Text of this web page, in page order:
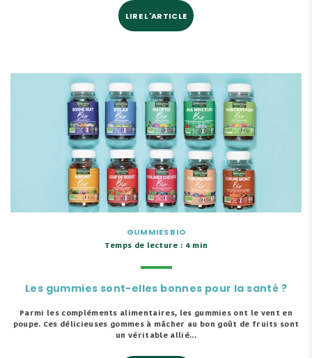
LIRE L'ARTICLE
GUMMIES BIO
Temps de lecture : 4 min
Les gummies sont-elles bonnes pour la santé ?
Parmi les compléments alimentaires, les gummies ont le vent en
poupe. Ces délicieuses gommes à mâcher au bon goût de fruits sont
un véritable allié...